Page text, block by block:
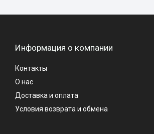
Информация о компании
Контакты
О нас
Доставка и оплата
Условия возврата и обмена